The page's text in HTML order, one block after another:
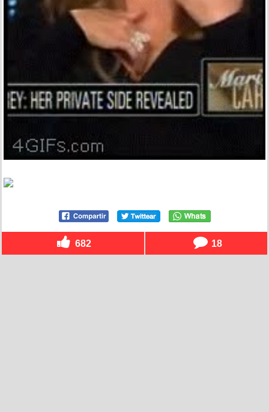
682 18